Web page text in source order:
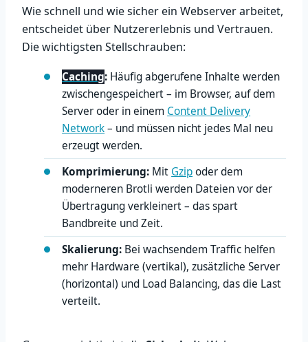
Wie schnell und wie sicher ein Webserver arbeitet,
entscheidet über Nutzererlebnis und Vertrauen.
Die wichtigsten Stellschrauben:
Caching: Häufig abgerufene Inhalte werden
zwischengespeichert – im Browser, auf dem
Server oder in einem Content Delivery
Network– und müssen nicht jedes Mal neu
erzeugt werden.
Komprimierung: Mit Gzipoder dem
moderneren Brotli werden Dateien vor der
Übertragung verkleinert – das spart
Bandbreite und Zeit.
Skalierung: Bei wachsendem Traffic helfen
mehr Hardware (vertikal), zusätzliche Server
(horizontal) und Load Balancing, das die Last
verteilt.